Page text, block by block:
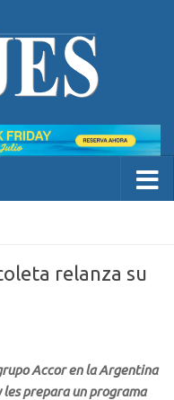
relanza su
Accor en la Argentina
les prepara un programa